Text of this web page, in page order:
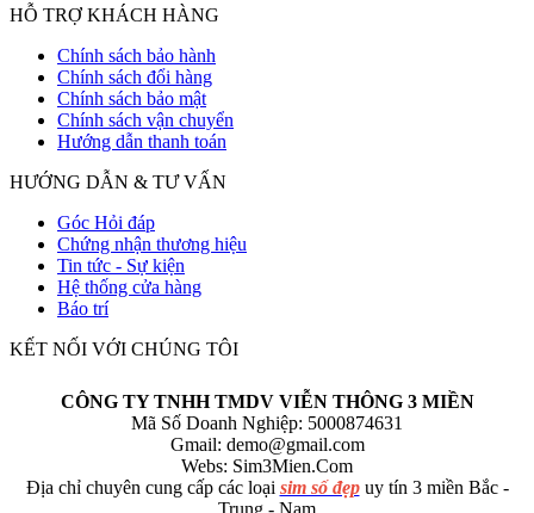
HỖ TRỢ KHÁCH HÀNG
Chính sách bảo hành
Chính sách đổi hàng
Chính sách bảo mật
Chính sách vận chuyển
Hướng dẫn thanh toán
HƯỚNG DẪN & TƯ VẤN
Góc Hỏi đáp
Chứng nhận thương hiệu
Tin tức - Sự kiện
Hệ thống cửa hàng
Báo trí
KẾT NỐI VỚI CHÚNG TÔI
CÔNG TY TNHH TMDV VIỄN THÔNG 3 MIỀN
Mã Số Doanh Nghiệp: 5000874631
Gmail: demo@gmail.com
Webs: Sim3Mien.Com
Địa chỉ chuyên cung cấp các loại sim số đẹpuy tín 3 miền Bắc -
Trung - Nam